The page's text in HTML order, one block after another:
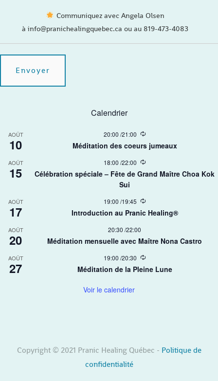
Communiquez avec Angela Olsen
à info@pranichealingquebec.ca ou au 819-473-4083
Calendrier
AOÛT
10
20:00 /21:00
R
c
r
r
Méditation des coeurs jumeaux
AOÛT
15
18:00 /22:00
R
c
r
n
Célébration spéciale – Fête de Grand Maître Choa Kok
Sui​
AOÛT
17
19:00 /19:45
R
e
c
r
n
Introduction au Pranic Healing®
AOÛT
20
20:30 /22:00
Méditation mensuelle avec Maître Nona Castro
AOÛT
27
19:00 /20:30
R
c
Méditation de la Pleine Lune
Voir le calendrier
Copyright © 2021 Pranic Healing Québec - Politique de
confidentialité